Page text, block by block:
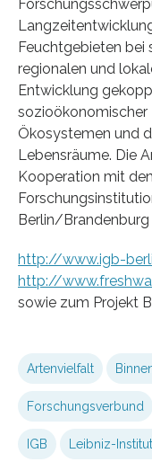
Feuchtgebieten bei
regionalen und
Entwicklung
sozioökonomischer
Ökosystemen und
Lebensräume. Die
Kooperation mit
Berlin/
http://www.igb-
http://
sowie zum Projekt
Artenvielfalt
Forschungsverbund
IGB Leibniz-